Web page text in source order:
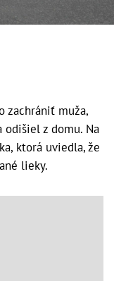
zachrániť muža,
z domu. Na
ktorá uviedla, že
lieky.